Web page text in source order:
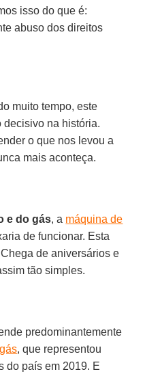
isso do que é:
abuso dos direitos
muito tempo, este
decisivo na história.
o que nos levou a
mais aconteça.
e do gás, a máquina de
de funcionar. Esta
de aniversários e
tão simples.
predominantemente
, que representou
do país em 2019. E